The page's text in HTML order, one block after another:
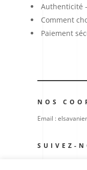
Authenticité
Comment
Paiement
NOS
Email :
SUIVEZ-